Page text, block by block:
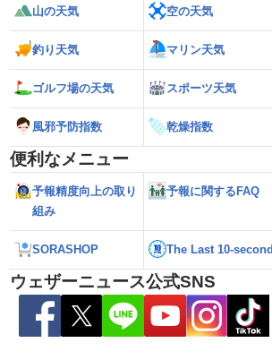
後の進路は？北日
【台風13号 2026】雨風の影響は
解説（7日22時情報）
山の天気 空の天気
釣り天気 マリン天気
ゴルフ場の天気 スポーツ天気
風邪予防指数 乾燥指数
便利なメニュー
予報精度向上の取り
組み
予報に関するFAQ
SORASHOP The Last 10-second
ウェザーニュース公式SNS